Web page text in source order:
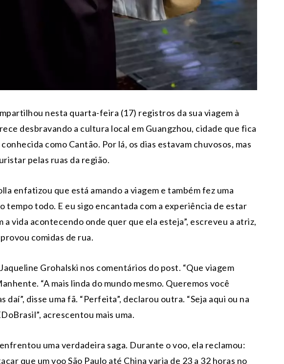
nesta quarta-feira (17) registros da sua viagem à
desbravando a cultura local em Guangzhou, cidade que fica
como Cantão. Por lá, os dias estavam chuvosos, mas
pelas ruas da região.
enfatizou que está amando a viagem e também fez uma
tempo todo. E eu sigo encantada com a experiência de estar
a vida acontecendo onde quer que ela esteja”, escreveu a atriz,
comidas de rua.
Grohalski nos comentários do post. “Que viagem
“A mais linda do mundo mesmo. Queremos você
disse uma fã. “Perfeita”, declarou outra. “Seja aqui ou na
acrescentou mais uma.
uma verdadeira saga. Durante o voo, ela reclamou:
que um voo São Paulo até China varia de 23 a 32 horas no